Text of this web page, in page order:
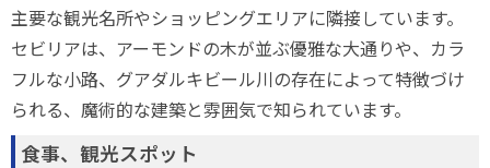
主要な観光名所やショッピングエリアに隣接しています。
セビリアは、アーモンドの木が並ぶ優雅な大通りや、カラ
フルな小路、グアダルキビール川の存在によって特徴づけ
られる、魔術的な建築と雰囲気で知られています。
食事、観光スポット